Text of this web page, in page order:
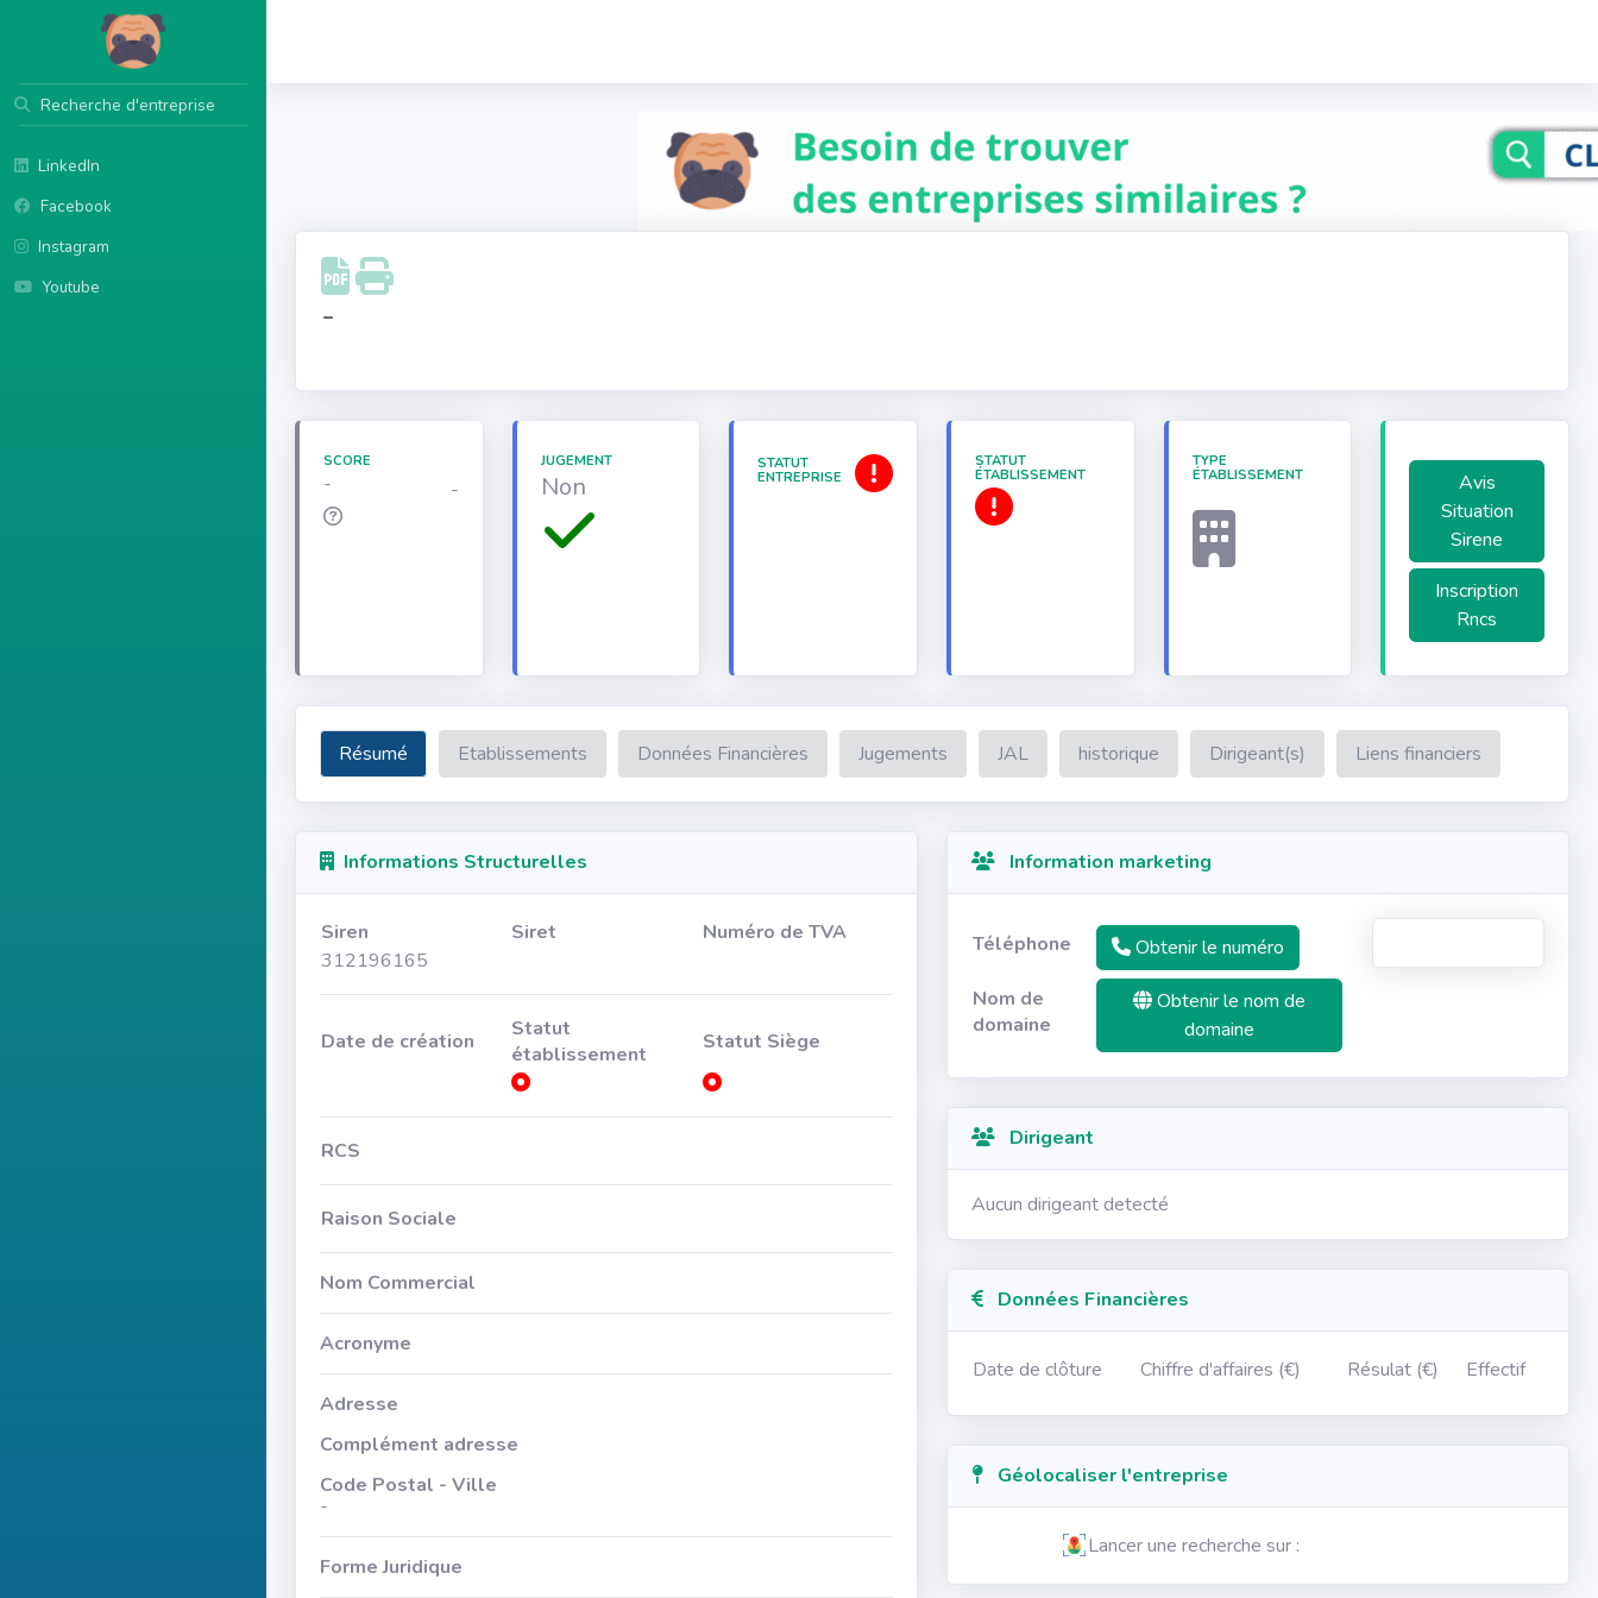
Recherche d'entreprise
LinkedIn
Facebook
Instagram
Youtube
-
SCORE
- -
JUGEMENT
Non
STATUT
ENTREPRISE
STATUT
ÉTABLISSEMENT
TYPE
ÉTABLISSEMENT
Avis
Situation
Sirene
Inscription
Rncs
Résumé Etablissements Données Financières Jugements JAL historique Dirigeant(s) Liens financiers
Informations Structurelles
Siren Siret
Numéro de TVA
312196165
Date de création
Statut
établissement
Statut Siège
RCS
Raison Sociale
Nom Commercial
Acronyme
Adresse
Complément adresse
Code Postal - Ville
-
Forme Juridique
Information marketing
Téléphone
Obtenir le numéro
Nom de
domaine
Obtenir le nom de
domaine
Dirigeant
Aucun dirigeant detecté
Données Financières
Date de clôture Chiffre d'affaires (€) Résulat (€) Effectif
Géolocaliser l'entreprise
Lancer une recherche sur :